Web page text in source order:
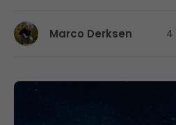
Marco Derksen 4